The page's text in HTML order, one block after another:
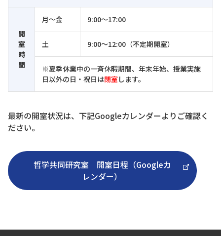
開
室
時
間
月～金 9:00～17:00
土 9:00～12:00（不定期開室）
※夏季休業中の一斉休暇期間、年末年始、授業実施
日以外の日・祝日は閉室します。
最新の開室状況は、下記Googleカレンダーよりご確認く
ださい。
哲学共同研究室 開室日程（Googleカ
レンダー）